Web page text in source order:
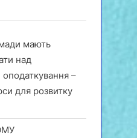
мають
над
–
для розвитку